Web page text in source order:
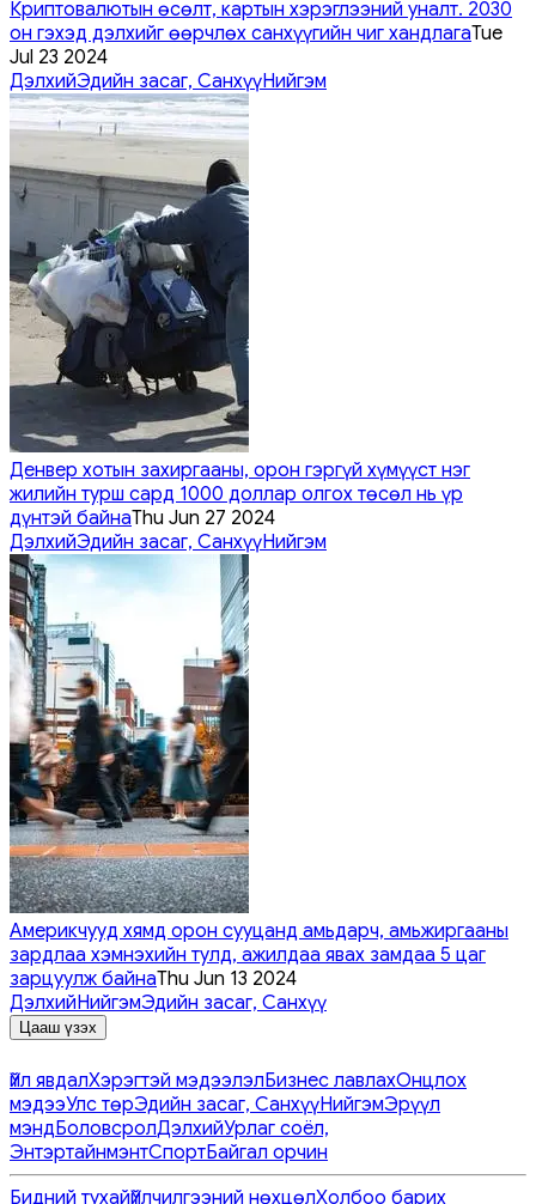
Криптовалютын өсөлт, картын хэрэглээний уналт. 2030
он гэхэд дэлхийг өөрчлөх санхүүгийн чиг хандлагаTue
Jul 23 2024
ДэлхийЭдийн засаг, СанхүүНийгэм
Денвер хотын захиргааны, орон гэргүй хүмүүст нэг
жилийн турш сард 1000 доллар олгох төсөл нь үр
дүнтэй байнаThu Jun 27 2024
ДэлхийЭдийн засаг, СанхүүНийгэм
Америкчууд хямд орон сууцанд амьдарч, амьжиргааны
зардлаа хэмнэхийн тулд, ажилдаа явах замдаа 5 цаг
зарцуулж байнаThu Jun 13 2024
ДэлхийНийгэмЭдийн засаг, Санхүү
Цааш үзэх
Үйл явдалХэрэгтэй мэдээлэлБизнес лавлахОнцлох
мэдээУлс төрЭдийн засаг, СанхүүНийгэмЭрүүл
мэндБоловсролДэлхийУрлаг соёл,
ЭнтэртайнмэнтСпортБайгал орчин
Бидний тухайҮйлчилгээний нөхцөлХолбоо барих